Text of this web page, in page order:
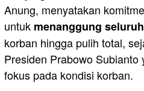
Anung, menyatakan
untuk menanggung
korban hingga pulih total,
Presiden Prabowo Subianto
fokus pada kondisi korban.